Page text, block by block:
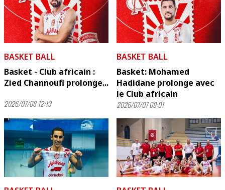
BASKET BALL
Basket - Club africain :
Zied Channoufi prolonge...
2026/07/08 12:13
BASKET BALL
Basket: Mohamed
Hadidane prolonge avec
le Club africain
2026/07/07 09:01